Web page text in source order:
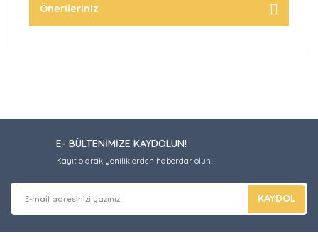
Önerileriniz
E- BÜLTENİMİZE KAYDOLUN!
Kayıt olarak yeniliklerden haberdar olun!
KAYDOL